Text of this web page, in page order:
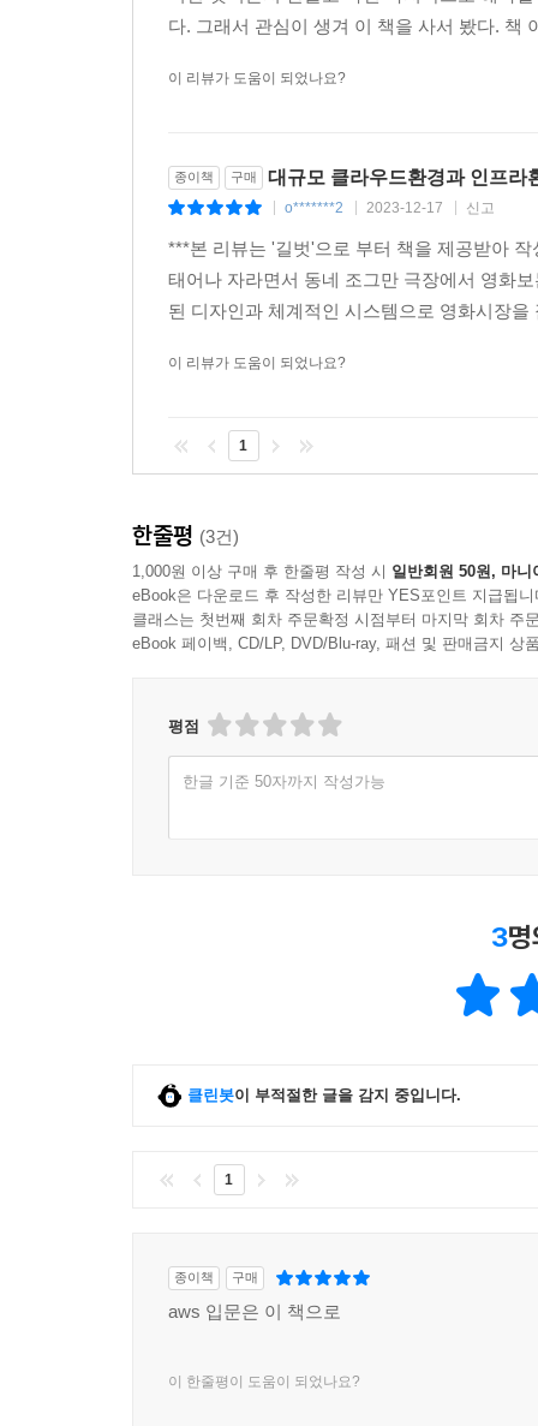
다. 그래서 관심이 생겨 이 책을 사서 봤다. 책
이 리뷰가 도움이 되었나요?
종이책 구매 대규모 클라우드환경과 인프라
o*******2 2023-12-17 신고
***본 리뷰는 '길벗'으로 부터 책을 제공받아
태어나 자라면서 동네 조그만 극장에서 영화
된 디자인과 체계적인 시스템으로 영화시장
이 리뷰가 도움이 되었나요?
1
한줄평 (3건)
1,000원 이상 구매 후 한줄평 작성 시 일반회원 50원, 마니
eBook은 다운로드 후 작성한 리뷰만 YES포인트 지급됩니
클래스는 첫번째 회차 주문확정 시점부터 마지막 회차 주
eBook 페이백, CD/LP, DVD/Blu-ray, 패션 및 판매금지 상
평점
한글 기준 50자까지 작성가능
3
클린봇이 부적절한 글을 감지 중입니다.
1
종이책 구매
aws 입문은 이 책으로
이 한줄평이 도움이 되었나요?